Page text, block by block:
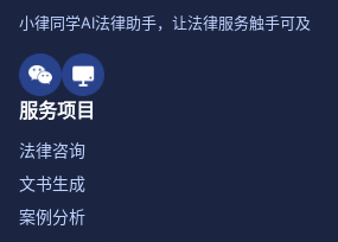
小律同学AI法律助手，让法律服务触手可及
服务项目
法律咨询
文书生成
案例分析